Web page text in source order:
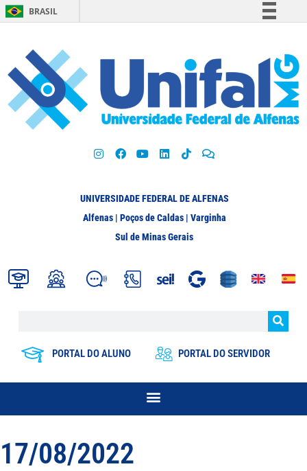
BRASIL
Participe
Acesso à informação
Legislação
UNIVERSIDADE FEDERAL DE ALFENAS
Alfenas | Poços de Caldas | Varginha
Sul de Minas Gerais
PORTAL DO ALUNO PORTAL DO SERVIDOR
17/08/2022